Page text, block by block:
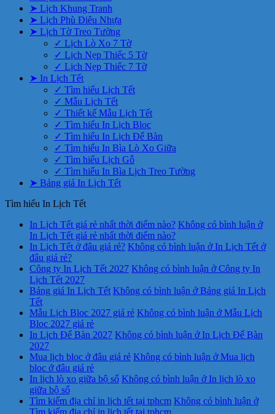
➤ Lịch Khung Tranh
➤ Lịch Phù Điêu Nhựa
➤ Lịch Tờ Treo Tường
✓ Lịch Lò Xo 7 Tờ
✓ Lịch Nẹp Thiếc 5 Tờ
✓ Lịch Nẹp Thiếc 7 Tờ
➤ In Lịch Tết
✓ Tìm hiểu Lịch Tết
✓ Mẫu Lịch Tết
✓ Thiết kế Mẫu Lịch Tết
✓ Tìm hiểu In Lịch Bloc
✓ Tìm hiểu In Lịch Để Bàn
✓ Tìm hiểu In Bìa Lò Xo Giữa
✓ Tìm hiểu Lịch Gỗ
✓ Tìm hiểu In Bìa Lịch Treo Tường
➤ Bảng giá In Lịch Tết
Tìm hiểu In Lịch Tết
In Lịch Tết giá rẻ nhất thời điểm nào? Không có bình luận ở
In Lịch Tết giá rẻ nhất thời điểm nào?
In Lịch Tết ở đâu giá rẻ? Không có bình luận ở In Lịch Tết ở
đâu giá rẻ?
Công ty In Lịch Tết 2027 Không có bình luận ở Công ty In
Lịch Tết 2027
Bảng giá In Lịch Tết Không có bình luận ở Bảng giá In Lịch
Tết
Mẫu Lịch Bloc 2027 giá rẻ Không có bình luận ở Mẫu Lịch
Bloc 2027 giá rẻ
In Lịch Để Bàn 2027 Không có bình luận ở In Lịch Để Bàn
2027
Mua lịch bloc ở đâu giá rẻ Không có bình luận ở Mua lịch
bloc ở đâu giá rẻ
In lịch lò xo giữa bộ số Không có bình luận ở In lịch lò xo
giữa bộ số
Tìm kiếm địa chỉ in lịch tết tại tphcm Không có bình luận ở
Tìm kiếm địa chỉ in lịch tết tại tphcm